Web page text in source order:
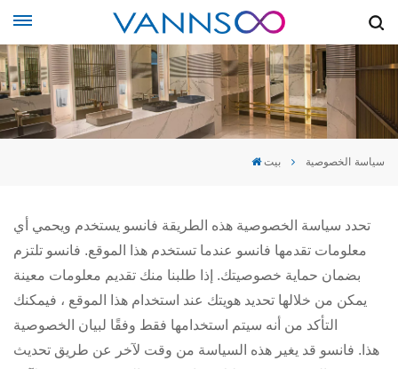
بيت سياسة الخصوصية
تحدد سياسة الخصوصية هذه الطريقة فانسو يستخدم ويحمي أي
معلومات تقدمها فانسو عندما تستخدم هذا الموقع. فانسو تلتزم
بضمان حماية خصوصيتك. إذا طلبنا منك تقديم معلومات معينة
يمكن من خلالها تحديد هويتك عند استخدام هذا الموقع ، فيمكنك
التأكد من أنه سيتم استخدامها فقط وفقًا لبيان الخصوصية
هذا. فانسو قد يغير هذه السياسة من وقت لآخر عن طريق تحديث